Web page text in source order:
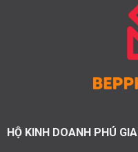
HỘ KINH DOANH PHÚ GIA